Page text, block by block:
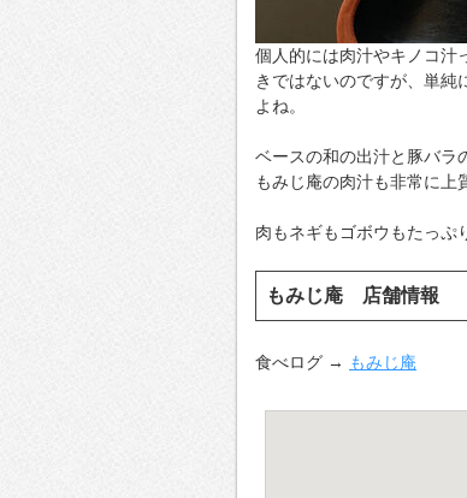
個人的には肉汁やキノコ汁
きではないのですが、単純
よね。
ベースの和の出汁と豚バラ
もみじ庵の肉汁も非常に上
肉もネギもゴボウもたっぷ
もみじ庵 店舗情報
食べログ → もみじ庵